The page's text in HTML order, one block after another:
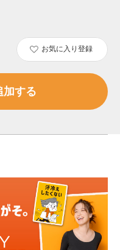
お気に入り登録